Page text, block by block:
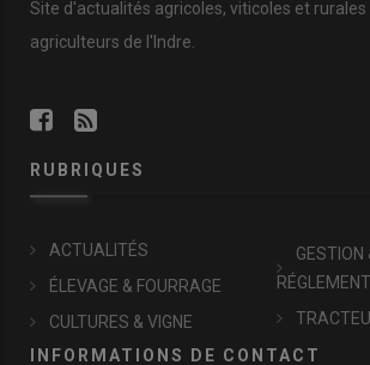
Site d'actualités agricoles, viticoles et
agriculteurs de l'Indre.
RUBRIQUES
ACTUALITÉS
ÉLEVAGE & FOURRAGE
CULTURES & VIGNE
GESTION
INFORMATIONS DE CONTACT